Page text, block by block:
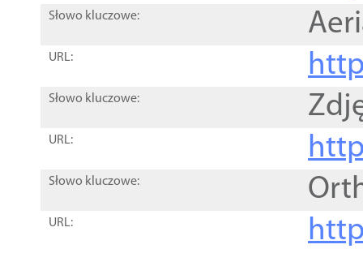
Słowo kluczowe:
URL:
Słowo kluczowe:
URL:
Słowo kluczowe:
URL: